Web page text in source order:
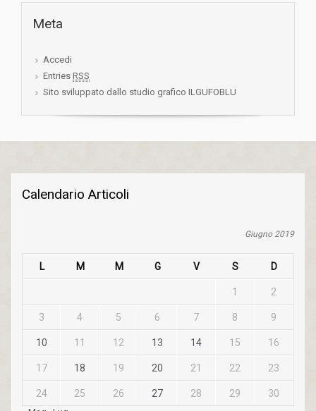
Meta
Accedi
Entries RSS
Sito sviluppato dallo studio grafico ILGUFOBLU
Calendario Articoli
Giugno 2019
L M M G V S D
1 2
3 4 5 6 7 8 9
10 11 12 13 14 15 16
17 18 19 20 21 22 23
24 25 26 27 28 29 30